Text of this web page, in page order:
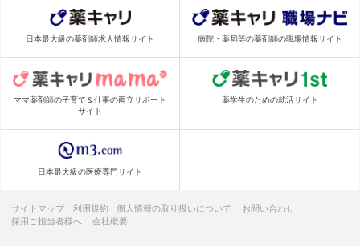
日本最大級の薬剤師求人情報サイト 病院・薬局等の薬剤師の職場情報サイト
ママ薬剤師の子育て＆仕事の両立サポート
サイト
薬学生のための就活サイト
日本最大級の医療専門サイト
サイトマップ 利用規約 個人情報の取り扱いについて
お問い合わせ
採用ご担当者様へ
会社概要